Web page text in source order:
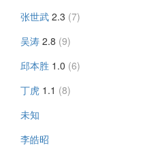
张世武 2.3 (7)
吴涛 2.8 (9)
邱本胜 1.0 (6)
丁虎 1.1 (8)
未知
李皓昭